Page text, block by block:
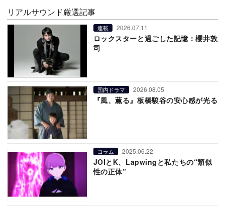
リアルサウンド厳選記事
連載 2026.07.11
ロックスターと過ごした記憶：櫻井敦
司
国内ドラマ 2026.08.05
『風、薫る』板橋駿谷の安心感が光る
コラム 2025.06.22
JOIとK、Lapwingと私たちの“類似
性の正体”